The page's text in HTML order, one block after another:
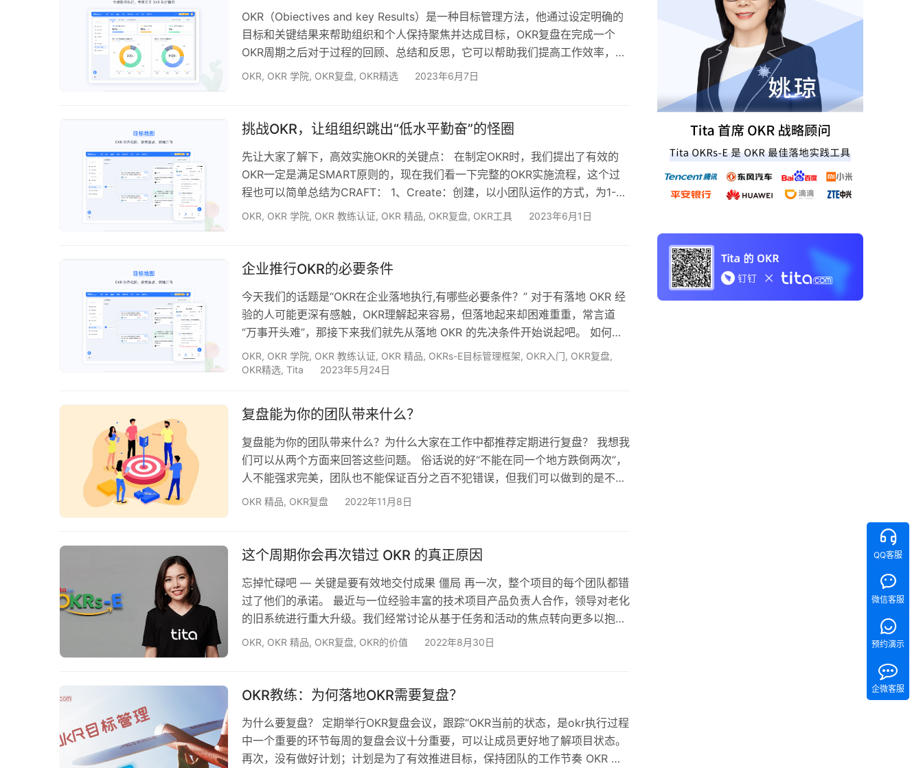
OKR（Obiectives and key Results）是一种目标管理方法，他通过设定明确的
目标和关键结果来帮助组织和个人保持聚焦并达成目标，OKR复盘在完成一个
OKR周期之后对于过程的回顾、总结和反思，它可以帮助我们提高工作效率，优
化工作流程，避免同样的错误再次发发生，下面我们就一起来讨论一下OKR的复
助我们了解自己过去的竞争力，并且从失败…
OKR, OKR 学院, OKR复盘, OKR精选 2023年6月7日
挑战OKR，让组组织跳出“低水平勤奋”的怪圈
先让大家了解下，高效实施OKR的关键点： 在制定OKR时，我们提出了有效的
OKR一定是满足SMART原则的，现在我们看一下完整的OKR实施流程，这个过
程也可以简单总结为CRAFT： 1、Create：创建，以小团队运作的方式，为1-3
个目标起草4个以内的具有挑战的关键结果。 2、Refine：精炼，把OKR草案提
并就依赖关系达成一致。 4、Fin…
OKR, OKR 学院, OKR 教练认证, OKR 精品, OKR复盘, OKR工具 2023年6月1日
企业推行OKR的必要条件
今天我们的话题是“OKR在企业落地执行,有哪些必要条件？” 对于有落地 OKR 经
验的人可能更深有感触，OKR理解起来容易，但落地起来却困难重重，常言道
“万事开头难”，那接下来我们就先从落地 OKR 的先决条件开始说起吧。 如何判
断你的团队文化是否适合 OKR 落地呢？可从以下三方面进行判断。 1. 面对沟通
时，是否公开透明？ 如果你的团队不习惯在公开场合下表达自己的观点，而更习
OKR。 因为落地 OKR 时，要求我们能够从以…
OKR, OKR 学院, OKR 教练认证, OKR 精品, OKRs-E目标管理框架, OKR入门, OKR复盘,
OKR精选, Tita 2023年5月24日
复盘能为你的团队带来什么？
复盘能为你的团队带来什么？为什么大家在工作中都推荐定期进行复盘？ 我想我
们可以从两个方面来回答这些问题。 俗话说的好“不能在同一个地方跌倒两次”，
人不能强求完美，团队也不能保证百分之百不犯错误，但我们可以做到的是不在
同一个地方跌倒两次，而这个保证的最有力的支撑就是复盘，这就是你的团队需
而，即使是谷歌这样员工工作能力较高的公司，从尝试OKR到最后与之契合，
OKR 精品, OKR复盘 2022年11月8日
这个周期你会再次错过 OKR 的真正原因
忘掉忙碌吧 — 关键是要有效地交付成果 僵局 再一次，整个项目的每个团队都错
过了他们的承诺。 最近与一位经验丰富的技术项目产品负责人合作，领导对老化
的旧系统进行重大升级。我们经常讨论从基于任务和活动的焦点转向更多以抱
负、价值和结果为中心的目标设定方法。 在整个计划中，所有团队都面临着许多
正重要的工作的优先级，并将…
OKR, OKR 精品, OKR复盘, OKR的价值 2022年8月30日
OKR教练：为何落地OKR需要复盘？
为什么要复盘？ 定期举行OKR复盘会议，跟踪“OKR当前的状态，是okr执行过程
中一个重要的环节每周的复盘会议十分重要，可以让成员更好地了解项目状态。
再次，没有做好计划；计划是为了有效推进目标，保持团队的工作节奏 OKR 复
QQ客服
微信客服
预约演示
企微客服